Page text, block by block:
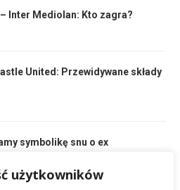
użytkowników
Inter Mediolan: Kto zagra?
United: Przewidywane składy
symbolikę snu o ex